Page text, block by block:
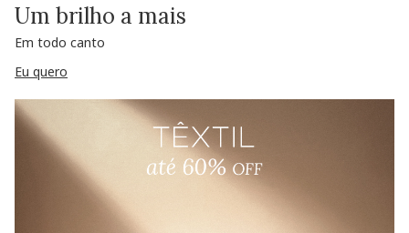
Um brilho a mais
Em todo canto
Eu quero